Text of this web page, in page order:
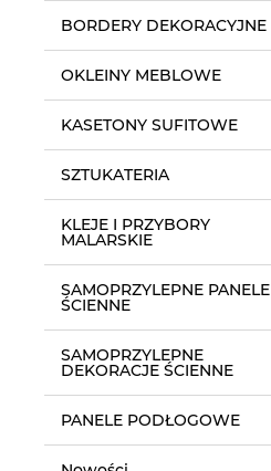
BORDERY DEKORACYJNE
OKLEINY MEBLOWE
KASETONY SUFITOWE
SZTUKATERIA
KLEJE I PRZYBORY
MALARSKIE
SAMOPRZYLEPNE PANELE
ŚCIENNE
SAMOPRZYLEPNE
DEKORACJE ŚCIENNE
PANELE PODŁOGOWE